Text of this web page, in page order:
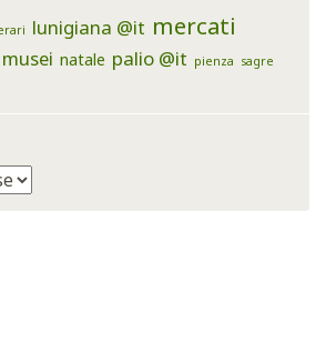
lunigiana @it mercati
musei natale palio @it pienza sagre